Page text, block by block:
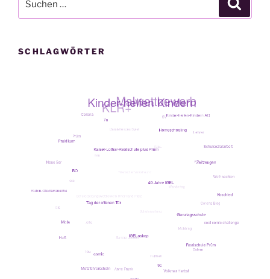
nach:
SCHLAGWÖRTER